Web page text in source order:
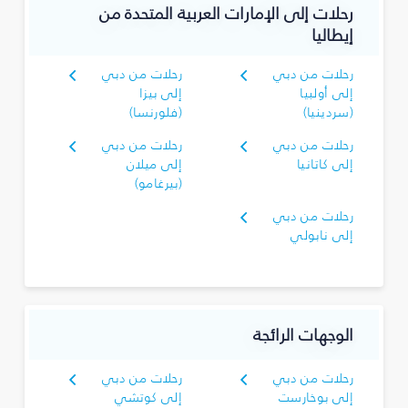
رحلات إلى الإمارات العربية المتحدة من
إيطاليا
رحلات من دبي
إلى أولبيا
(سردينيا)
رحلات من دبي
إلى بيزا
(فلورنسا)
رحلات من دبي
إلى كاتانيا
رحلات من دبي
إلى ميلان
(بيرغامو)
رحلات من دبي
إلى نابولي
الوجهات الرائجة
رحلات من دبي
إلى بوخارست
رحلات من دبي
إلى كوتشي